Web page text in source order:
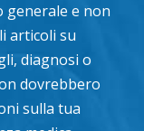
generale e non
articoli su
diagnosi o
dovrebbero
sulla tua